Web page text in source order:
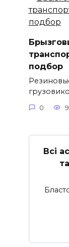
подбор
0 9
Всі